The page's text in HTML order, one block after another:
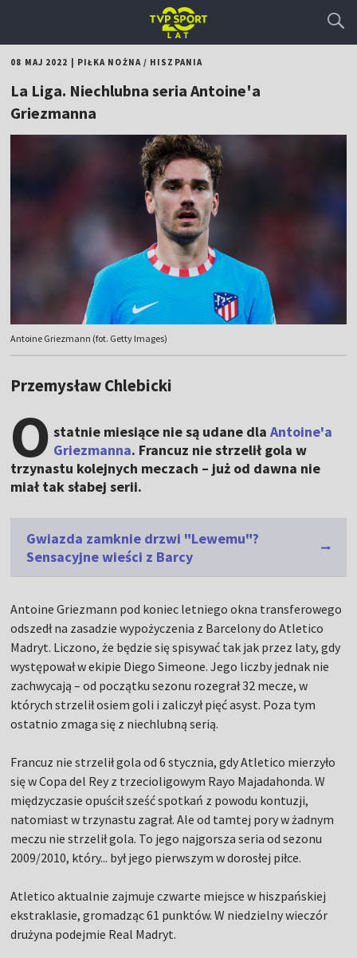
08 MAJ 2022 PIŁKA NOŻNA/ HISZPANIA
La Liga. Niechlubna seria Antoine'a
Griezmanna
Antoine Griezmann (fot. Getty Images)
Przemysław Chlebicki
O statnie miesiące nie są udane dlaAntoine'a
Griezmanna. Francuz nie strzelił gola w
trzynastu kolejnych meczach – już od dawna nie
miał tak słabej serii.
Gwiazda zamknie drzwi "Lewemu"?
Sensacyjne wieści z Barcy
Antoine Griezmann pod koniec letniego okna transferowego
odszedł na zasadzie wypożyczenia z Barcelony do Atletico
Madryt. Liczono, że będzie się spisywać tak jak przez laty, gdy
występował w ekipie Diego Simeone. Jego liczby jednak nie
zachwycają – od początku sezonu rozegrał 32 mecze, w
których strzelił osiem goli i zaliczył pięć asyst. Poza tym
ostatnio zmaga się z niechlubną serią.
Francuz nie strzelił gola od 6 stycznia, gdy Atletico mierzyło
się w Copa del Rey z trzecioligowym Rayo Majadahonda. W
międzyczasie opuścił sześć spotkań z powodu kontuzji,
natomiast w trzynastu zagrał. Ale od tamtej pory w żadnym
meczu nie strzelił gola. To jego najgorsza seria od sezonu
2009/2010, który... był jego pierwszym w dorosłej piłce.
Atletico aktualnie zajmuje czwarte miejsce w hiszpańskiej
ekstraklasie, gromadząc 61 punktów. W niedzielny wieczór
drużyna podejmie Real Madryt.